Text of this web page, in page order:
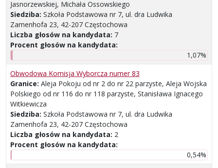
Jasnorzewskiej, Michała Ossowskiego
Siedziba: Szkoła Podstawowa nr 7, ul. dra Ludwika
Zamenhofa 23, 42-207 Częstochowa
Liczba głosów na kandydata: 7
Procent głosów na kandydata:
1,07%
Obwodowa Komisja Wyborcza numer 83
Granice: Aleja Pokoju od nr 2 do nr 22 parzyste, Aleja Wojska
Polskiego od nr 116 do nr 118 parzyste, Stanisława Ignacego
Witkiewicza
Siedziba: Szkoła Podstawowa nr 7, ul. dra Ludwika
Zamenhofa 23, 42-207 Częstochowa
Liczba głosów na kandydata: 2
Procent głosów na kandydata:
0,54%